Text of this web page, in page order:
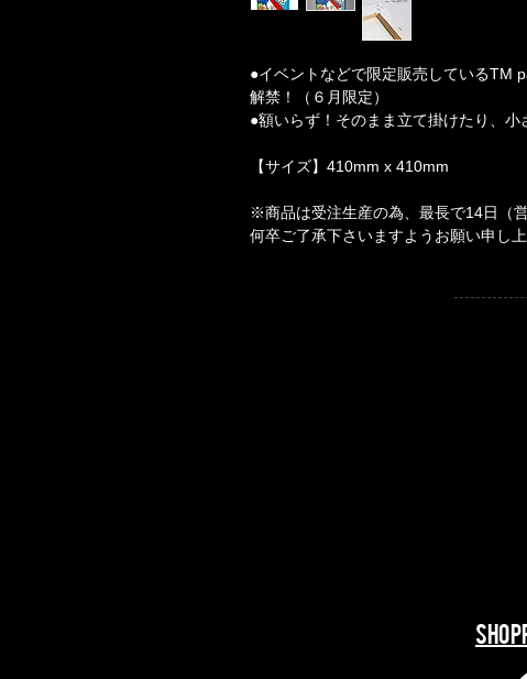
●イベントなどで限定販売しているTM
解禁！（６月限定）
●額いらず！そのまま立て掛けたり、小
【サイズ】410mm x 410mm
※商品は受注生産の為、最長で14日（
何卒ご了承下さいますようお願い申し上